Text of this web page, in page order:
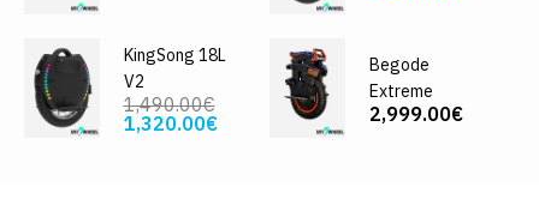
KingSong 18L
V2
1,490.00€
1,320.00€
Begode
Extreme
2,999.00€